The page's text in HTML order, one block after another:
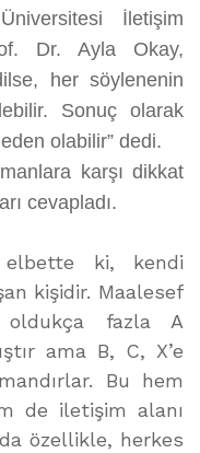
İletişim
Dr. Ayla Okay,
her söylenenin
Sonuç olarak
olabilir” dedi.
karşı dikkat
cevapladı.
ki, kendi
kişidir. Maalesef
oldukça fazla A
ama B, C, X’e
Bu hem
de iletişim alanı
özellikle, herkes